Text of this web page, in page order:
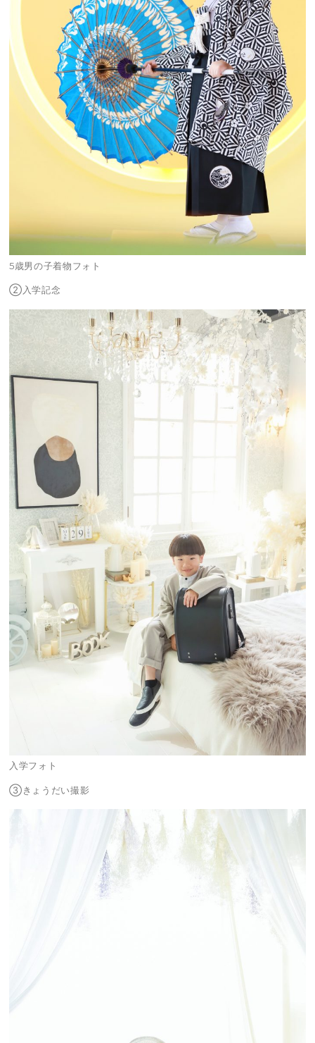
5歳男の子着物フォト
②入学記念
入学フォト
③きょうだい撮影